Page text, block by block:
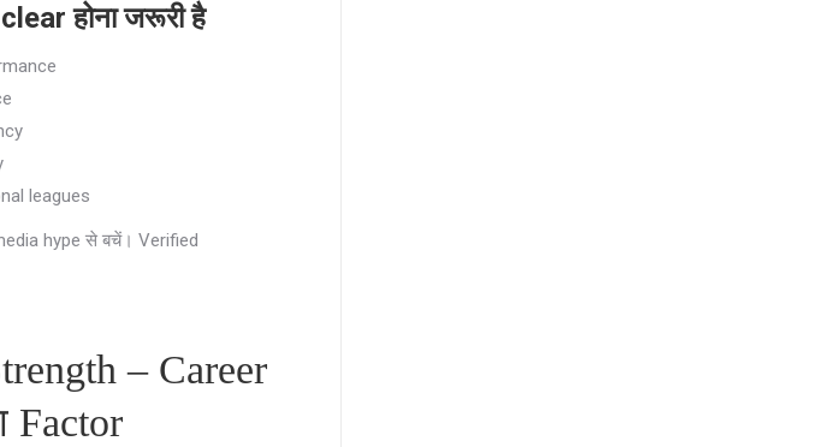
होना जरूरी है
leagues
hype से बचें। Verified
– Career
Factor